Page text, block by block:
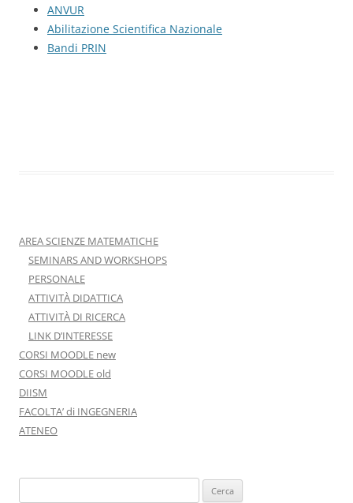
ANVUR
Abilitazione Scientifica Nazionale
Bandi PRIN
AREA SCIENZE MATEMATICHE
SEMINARS AND WORKSHOPS
PERSONALE
ATTIVITÀ DIDATTICA
ATTIVITÀ DI RICERCA
LINK D’INTERESSE
CORSI MOODLE new
CORSI MOODLE old
DIISM
FACOLTA’ di INGEGNERIA
ATENEO